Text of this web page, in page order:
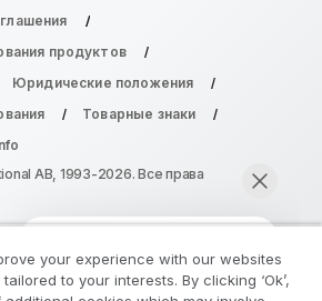
продуктов
Юридические положения
Товарные знаки
AB, 1993-2026. Все права
к программе
your experience with our websites
to your interests. By clicking ‘Ok’,